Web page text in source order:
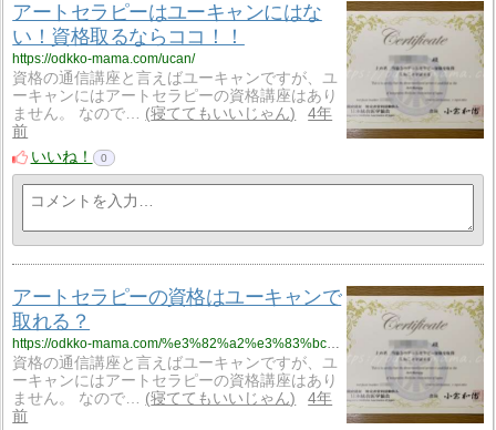
アートセラピーはユーキャンにはな
い！資格取るならココ！！
https://odkko-mama.com/ucan/
資格の通信講座と言えばユーキャンですが、ユ
ーキャンにはアートセラピーの資格講座はあり
ません。 なので…
寝ててもいいじゃん
4年
前
いいね！
0
アートセラピーの資格はユーキャンで
取れる？
https://odkko-mama.com/%e3%82%a2%e3%83%bc%e3%83%88%e3%82%bb%e3%83%a9%e3%83%94%e3%83%bc%e3%81%ae%e8%b3%87%e6%a0%bc%e3%81%af%e3%83%a6%e3%83%bc%e3%82%ad%e3%83%a3%e3%83%b3%e3%81%a7%e5%8f%96%e3%82%8c%e3%82%8b%ef%bc%9f/
資格の通信講座と言えばユーキャンですが、ユ
ーキャンにはアートセラピーの資格講座はあり
ません。 なので…
寝ててもいいじゃん
4年
前